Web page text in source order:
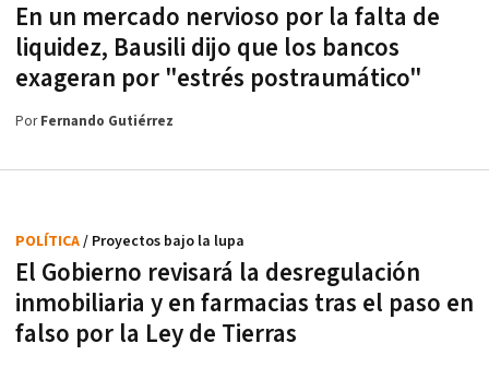
En un mercado nervioso por la falta de
liquidez, Bausili dijo que los bancos
exageran por "estrés postraumático"
PorFernando Gutiérrez
El Gobierno revisará la desregulación
inmobiliaria y en farmacias tras el paso en
falso por la Ley de Tierras
POLÍTICA/ Proyectos bajo la lupa